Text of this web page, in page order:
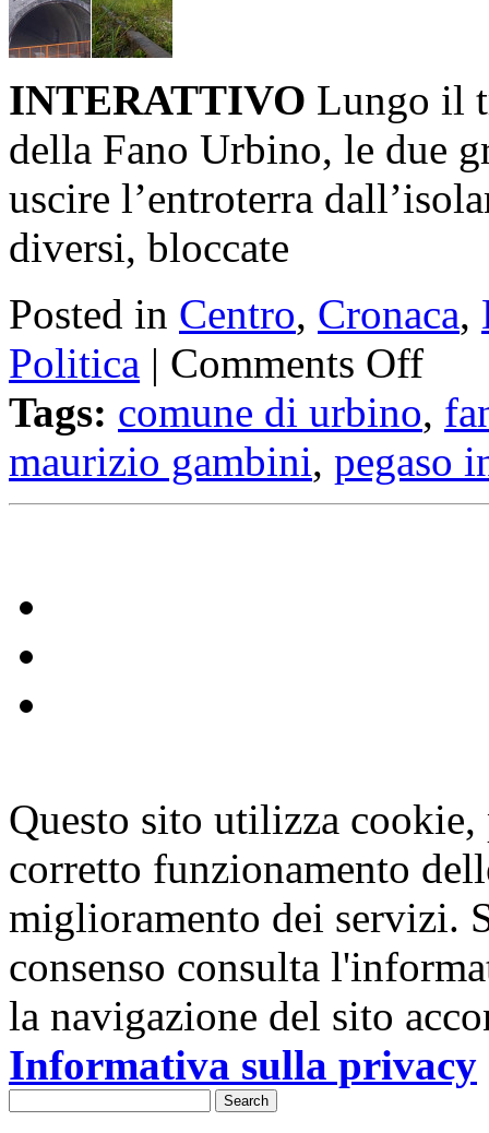
INTERATTIVO Lungo il
della Fano Urbino, le due
uscire l’entroterra
diversi, bloccate
Posted in Centro, Cronaca,
Politica | Comments Off
Tags: comune di urbino,
maurizio gambini, pegaso
Questo sito utilizza
corretto funzionamento
miglioramento dei servizi.
consenso consulta
la navigazione del sito
Informativa sulla privacy